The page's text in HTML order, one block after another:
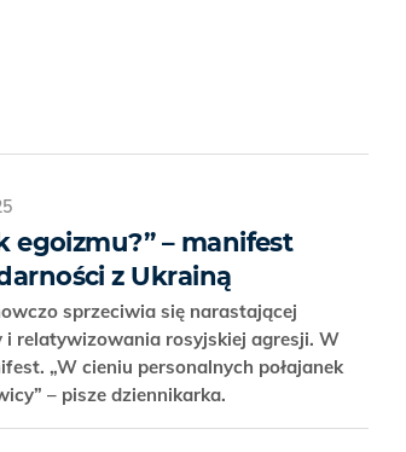
egoizmu?” – manifest
z Ukrainą
sprzeciwia się narastającej
relatywizowania rosyjskiej agresji. W
„W cieniu personalnych połajanek
– pisze dziennikarka.